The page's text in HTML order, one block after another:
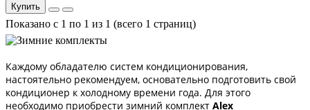
Купить
Показано с 1 по 1 из 1 (всего 1 страниц)
Каждому обладателю систем кондиционирования,
настоятельно рекомендуем, основательно подготовить свой
кондиционер к холодному времени года. Для этого
необходимо приобрести зимний комплект Alex